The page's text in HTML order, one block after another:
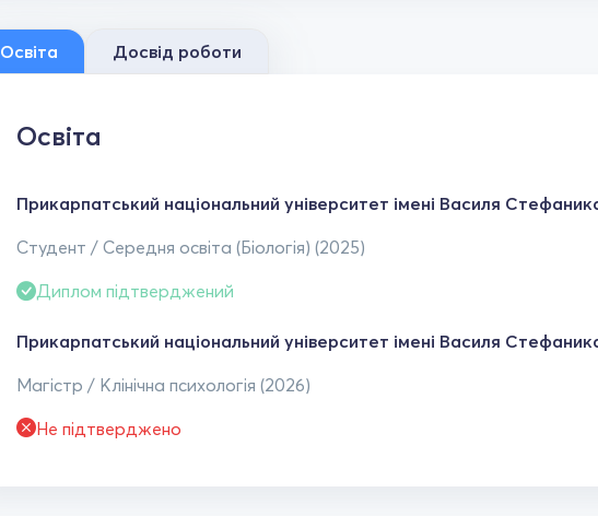
Освіта Досвід роботи
Освіта
Прикарпатський національний університет імені Василя
Студент / Середня освіта (Біологія) (2025)
Диплом підтверджений
Прикарпатський національний університет імені Василя
Магістр / Клінічна психологія (2026)
Не підтверджено